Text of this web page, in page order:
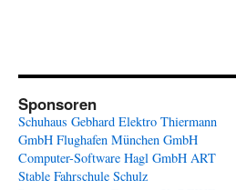
Sponsoren
Schuhaus Gebhard Elektro Thiermann
GmbH Flughafen München GmbH
Computer-Software Hagl GmbH ART
Stable Fahrschule Schulz